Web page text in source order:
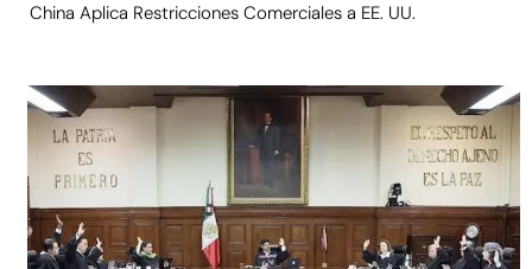
China Aplica Restricciones Comerciales a EE. UU.